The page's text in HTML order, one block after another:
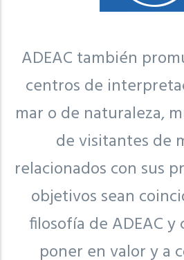
ADEAC también
centros de
mar o de naturaleza,
de visitantes de
relacionados con sus
objetivos sean
filosofía de ADEAC
poner en valor y a